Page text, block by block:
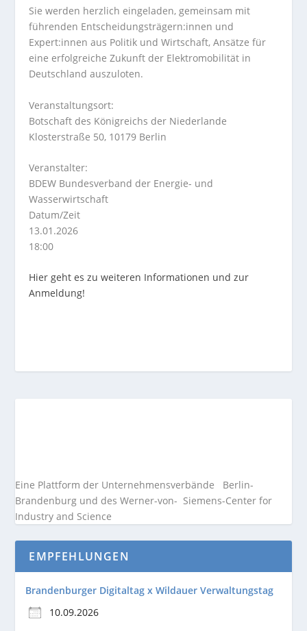
Sie werden herzlich eingeladen, gemeinsam mit
führenden Entscheidungsträgern:innen und
Expert:innen aus Politik und Wirtschaft, Ansätze für
eine erfolgreiche Zukunft der Elektromobilität in
Deutschland auszuloten.
Veranstaltungsort:
Botschaft des Königreichs der Niederlande
Klosterstraße 50, 10179 Berlin
Veranstalter:
BDEW Bundesverband der Energie- und
Wasserwirtschaft
Datum/Zeit
13.01.2026
18:00
Hier geht es zu weiteren Informationen und zur
Anmeldung!
Eine Plattform der Unternehmensverbände Berlin-
Brandenburg und des Werner-von- Siemens-Center for
Industry and Science
EMPFEHLUNGEN
Brandenburger Digitaltag x Wildauer Verwaltungstag
10.09.2026